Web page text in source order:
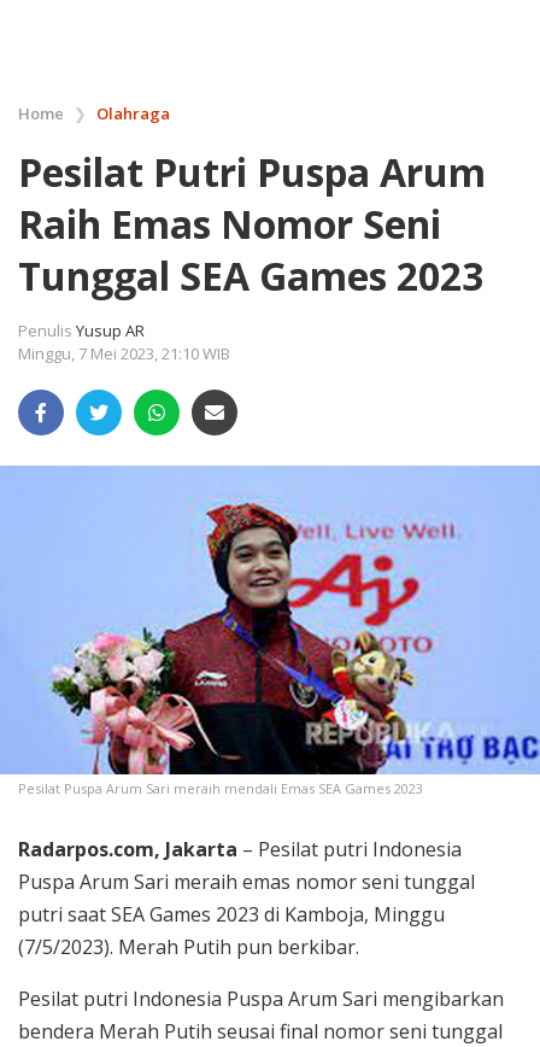
Home ❯ Olahraga
Pesilat Putri Puspa Arum
Raih Emas Nomor Seni
Tunggal SEA Games 2023
Penulis Yusup AR
Minggu, 7 Mei 2023, 21:10 WIB
Pesilat Puspa Arum Sari meraih mendali Emas SEA Games 2023
Radarpos.com, Jakarta – Pesilat putri Indonesia
Puspa Arum Sari meraih emas nomor seni tunggal
putri saat SEA Games 2023 di Kamboja, Minggu
(7/5/2023). Merah Putih pun berkibar.
Pesilat putri Indonesia Puspa Arum Sari mengibarkan
bendera Merah Putih seusai final nomor seni tunggal